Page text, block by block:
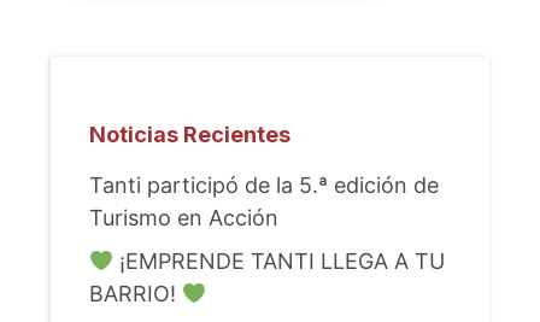
Noticias Recientes
Tanti participó de la 5.ª edición de
Turismo en Acción
¡EMPRENDE TANTI LLEGA A TU
BARRIO!